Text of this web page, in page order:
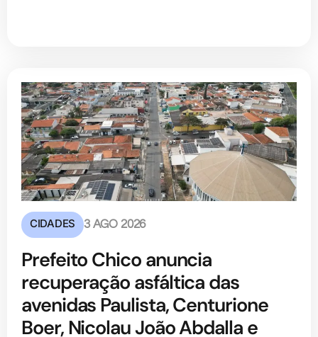
CIDADES 3 AGO 2026
Prefeito Chico anuncia
recuperação asfáltica das
avenidas Paulista, Centurione
Boer, Nicolau João Abdalla e